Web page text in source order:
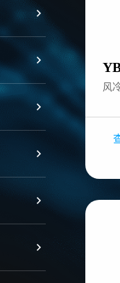
风